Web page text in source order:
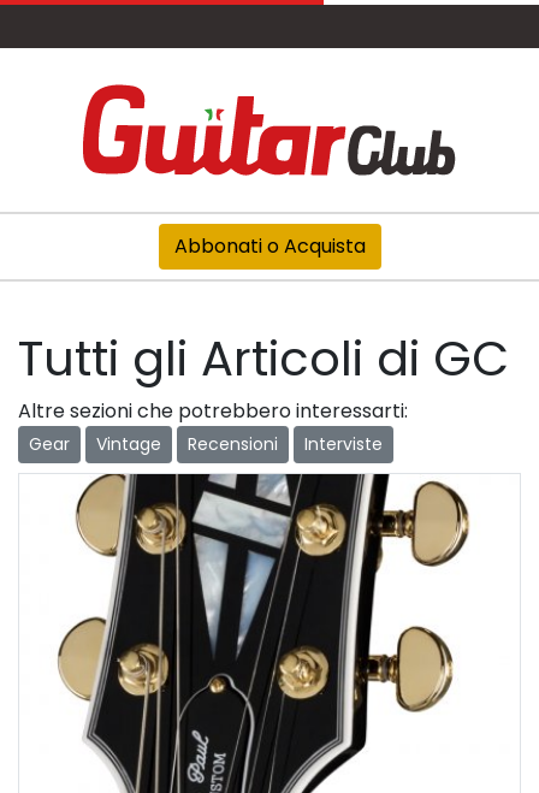
Abbonati o Acquista
Tutti gli Articoli di GC
Altre sezioni che potrebbero interessarti:
Gear Vintage Recensioni Interviste